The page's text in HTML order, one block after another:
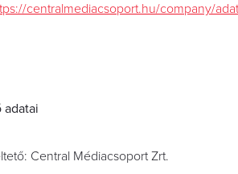
centralmediacsoport.hu/company/
adatai
Central Médiacsoport Zrt.